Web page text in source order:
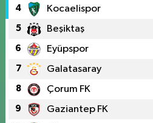
4 Kocaelispor
5 Beşiktaş
6 Eyüpspor
7 Galatasaray
8 Çorum FK
9 Gaziantep FK